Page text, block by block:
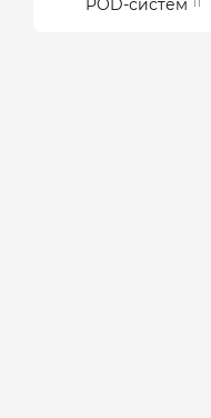
POD-систем